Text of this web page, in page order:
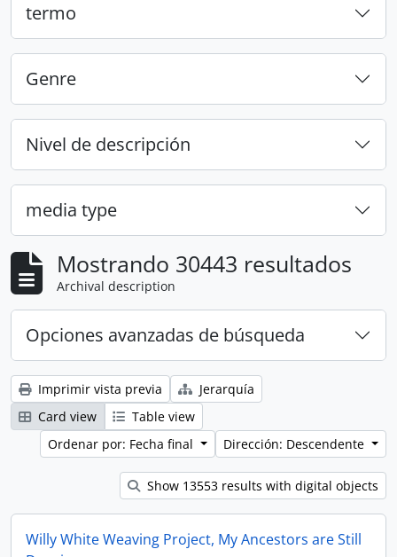
termo
Genre
Nivel de descripción
media type
Mostrando 30443 resultados
Archival description
Opciones avanzadas de búsqueda
Imprimir vista previa
Jerarquía
Card view
Table view
Ordenar por: Fecha final
Dirección: Descendente
Show 13553 results with digital objects
Willy White Weaving Project, My Ancestors are Still